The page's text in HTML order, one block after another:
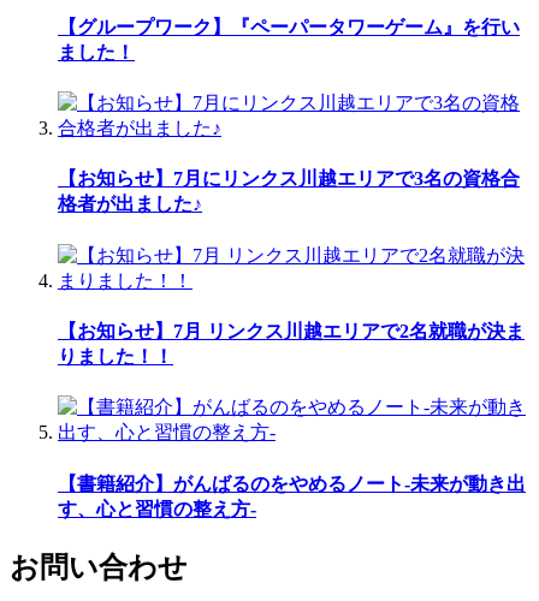
【グループワーク】『ペーパータワーゲーム』を行い
ました！
【お知らせ】7月にリンクス川越エリアで3名の資格合
格者が出ました♪
【お知らせ】7月 リンクス川越エリアで2名就職が決ま
りました！！
【書籍紹介】がんばるのをやめるノート-未来が動き出
す、心と習慣の整え方-
お問い合わせ